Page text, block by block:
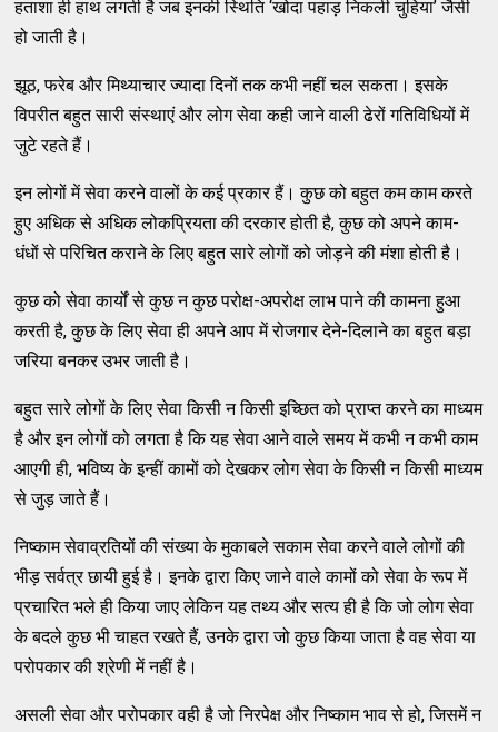
हताशा ही हाथ लगती है जब इनकी स्थिति ‘खोदा पहाड़ निकली चुहिया’ जैसी
हो जाती है।
झूठ, फरेब और मिथ्याचार ज्यादा दिनों तक कभी नहीं चल सकता। इसके
विपरीत बहुत सारी संस्थाएं और लोग सेवा कही जाने वाली ढेरों गतिविधियों में
जुटे रहते हैं।
इन लोगों में सेवा करने वालों के कई प्रकार हैं। कुछ को बहुत कम काम करते
हुए अधिक से अधिक लोकप्रियता की दरकार होती है, कुछ को अपने काम-
धंधों से परिचित कराने के लिए बहुत सारे लोगों को जोड़ने की मंशा होती है।
कुछ को सेवा कार्यों से कुछ न कुछ परोक्ष-अपरोक्ष लाभ पाने की कामना हुआ
करती है, कुछ के लिए सेवा ही अपने आप में रोजगार देने-दिलाने का बहुत बड़ा
जरिया बनकर उभर जाती है।
बहुत सारे लोगों के लिए सेवा किसी न किसी इच्छित को प्राप्त करने का माध्यम
है और इन लोगों को लगता है कि यह सेवा आने वाले समय में कभी न कभी काम
आएगी ही, भविष्य के इन्हीं कामों को देखकर लोग सेवा के किसी न किसी माध्यम
से जुड़ जाते हैं।
निष्काम सेवाव्रतियों की संख्या के मुकाबले सकाम सेवा करने वाले लोगों की
भीड़ सर्वत्र छायी हुई है। इनके द्वारा किए जाने वाले कामों को सेवा के रूप में
प्रचारित भले ही किया जाए लेकिन यह तथ्य और सत्य ही है कि जो लोग सेवा
के बदले कुछ भी चाहत रखते हैं, उनके द्वारा जो कुछ किया जाता है वह सेवा या
परोपकार की श्रेणी में नहीं है।
असली सेवा और परोपकार वही है जो निरपेक्ष और निष्काम भाव से हो, जिसमें न